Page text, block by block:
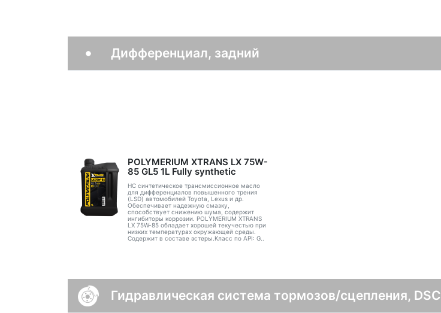
Дифференциал, задний
POLYMERIUM XTRANS LX 75W-
85 GL5 1L Fully synthetic
НС синтетическое трансмиссионное масло
для дифференциалов повышенного трения
(LSD) автомобилей Toyota, Lexus и др.
Обеспечивает надежную смазку,
способствует снижению шума, содержит
ингибиторы коррозии. POLYMERIUM XTRANS
LX 75W-85 обладает хорошей текучестью при
низких температурах окружающей среды.
Содержит в составе эстеры.Класс по API: G..
Гидравлическая система тормозов/сцепления, DSC